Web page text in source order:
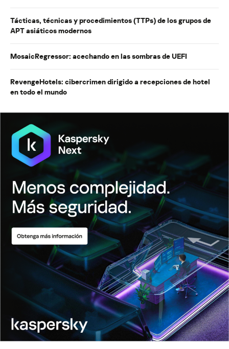
Tácticas, técnicas y procedimientos (TTPs) de los grupos de
APT asiáticos modernos
MosaicRegressor: acechando en las sombras de UEFI
RevengeHotels: cibercrimen dirigido a recepciones de hotel
en todo el mundo